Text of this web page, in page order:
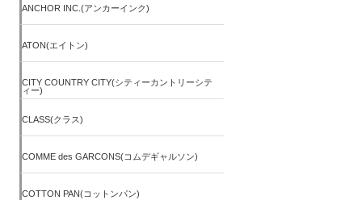
ANCHOR INC.(アンカーインク)
ATON(エイトン)
CITY COUNTRY CITY(シティーカントリーシテ
ィー)
CLASS(クラス)
COMME des GARCONS(コムデギャルソン)
COTTON PAN(コットンパン)